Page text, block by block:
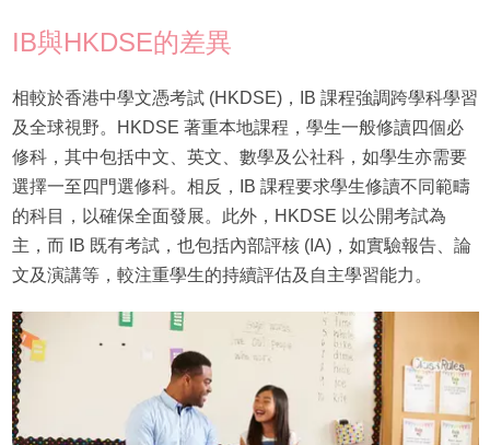
IB與HKDSE的差異
相較於香港中學文憑考試 (HKDSE)，IB 課程強調跨學科學習
及全球視野。HKDSE 著重本地課程，學生一般修讀四個必
修科，其中包括中文、英文、數學及公社科，如學生亦需要
選擇一至四門選修科。相反，IB 課程要求學生修讀不同範疇
的科目，以確保全面發展。此外，HKDSE 以公開考試為
主，而 IB 既有考試，也包括內部評核 (IA)，如實驗報告、論
文及演講等，較注重學生的持續評估及自主學習能力。